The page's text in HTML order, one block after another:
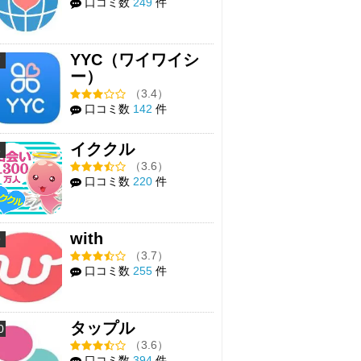
YYC（ワイワイシ
ー）
（3.4）
口コミ数 142 件
イククル
（3.6）
口コミ数 220 件
with
（3.7）
口コミ数 255 件
タップル
（3.6）